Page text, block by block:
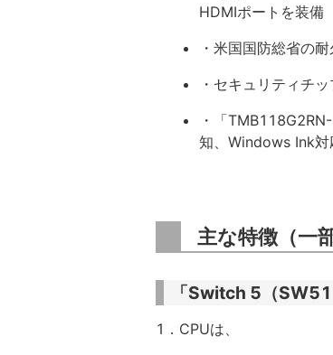
HDMIポートを装備
・米国国防総省の
・セキュリティチ
・「
知、Windows Ink対
主な特徴（一
「Switch 5（
1．CPUは、